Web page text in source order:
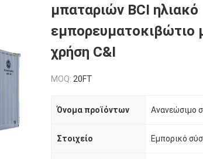
μπαταριών BCI ηλιακό
εμπορευματοκιβώτιο
χρήση C&I
MOQ: 20FT
Όνομα προϊόντων
Στοιχείο Εμπορικό